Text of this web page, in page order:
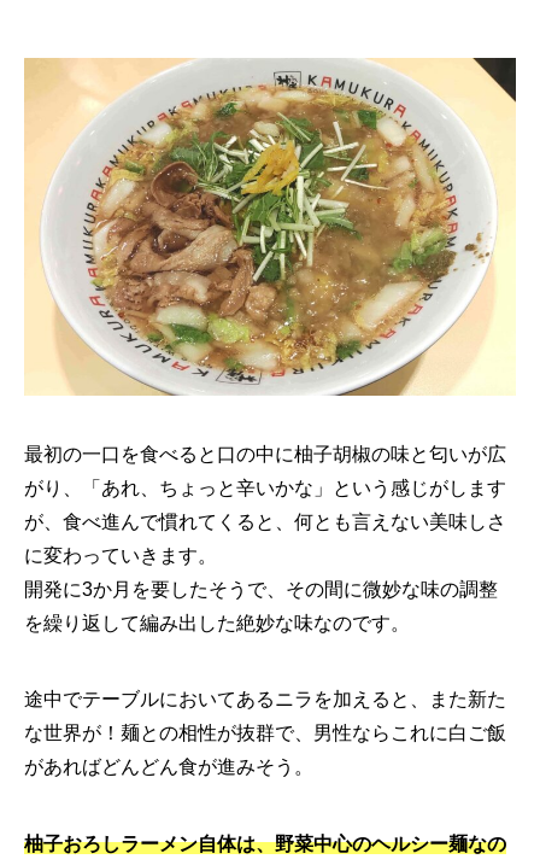
最初の一口を食べると口の中に柚子胡椒の味と匂いが広
がり、「あれ、ちょっと辛いかな」という感じがします
が、食べ進んで慣れてくると、何とも言えない美味しさ
に変わっていきます。
開発に3か月を要したそうで、その間に微妙な味の調整
を繰り返して編み出した絶妙な味なのです。
途中でテーブルにおいてあるニラを加えると、また新た
な世界が！麺との相性が抜群で、男性ならこれに白ご飯
があればどんどん食が進みそう。
柚子おろしラーメン自体は、野菜中心のヘルシー麺なの